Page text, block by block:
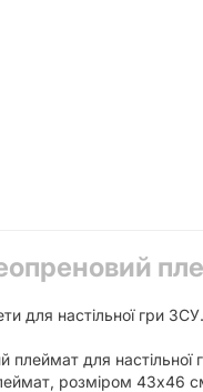
для настільної гри
плеймат для
розміром 43х46